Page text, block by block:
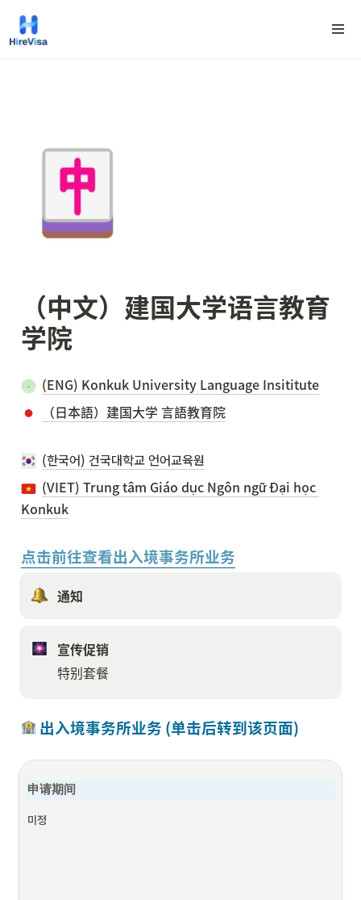
（中文）建国大学语言教育
学院
(ENG) Konkuk University Language Insititute
（日本語）建国大学 言語教育院
(한국어) 건국대학교 언어교육원
(VIET) Trung tâm Giáo dục Ngôn ngữ Đại học
Konkuk
点击前往查看出入境事务所业务
通知
宣传促销
特别套餐
出入境事务所业务 (单击后转到该页面)
申请期间
미정